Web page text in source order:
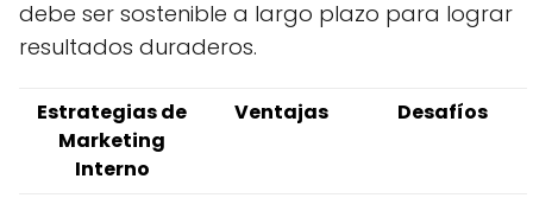
debe ser sostenible a largo plazo para lograr
resultados duraderos.
Estrategias de
Marketing
Interno
Ventajas Desafíos